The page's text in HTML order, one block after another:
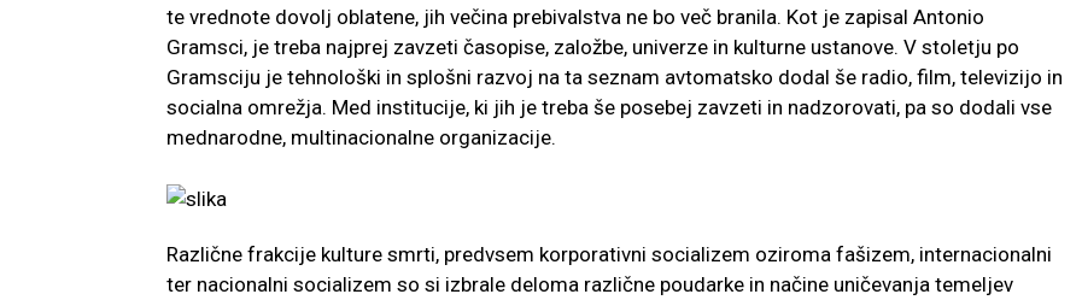
te vrednote dovolj oblatene, jih večina prebivalstva ne bo več branila. Kot je zapisal Antonio
Gramsci, je treba najprej zavzeti časopise, založbe, univerze in kulturne ustanove. V stoletju po
Gramsciju je tehnološki in splošni razvoj na ta seznam avtomatsko dodal še radio, film, televizijo in
socialna omrežja. Med institucije, ki jih je treba še posebej zavzeti in nadzorovati, pa so dodali vse
mednarodne, multinacionalne organizacije.
Različne frakcije kulture smrti, predvsem korporativni socializem oziroma fašizem, internacionalni
ter nacionalni socializem so si izbrale deloma različne poudarke in načine uničevanja temeljev